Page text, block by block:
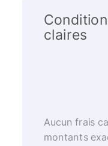
claires
Aucun frais
montants